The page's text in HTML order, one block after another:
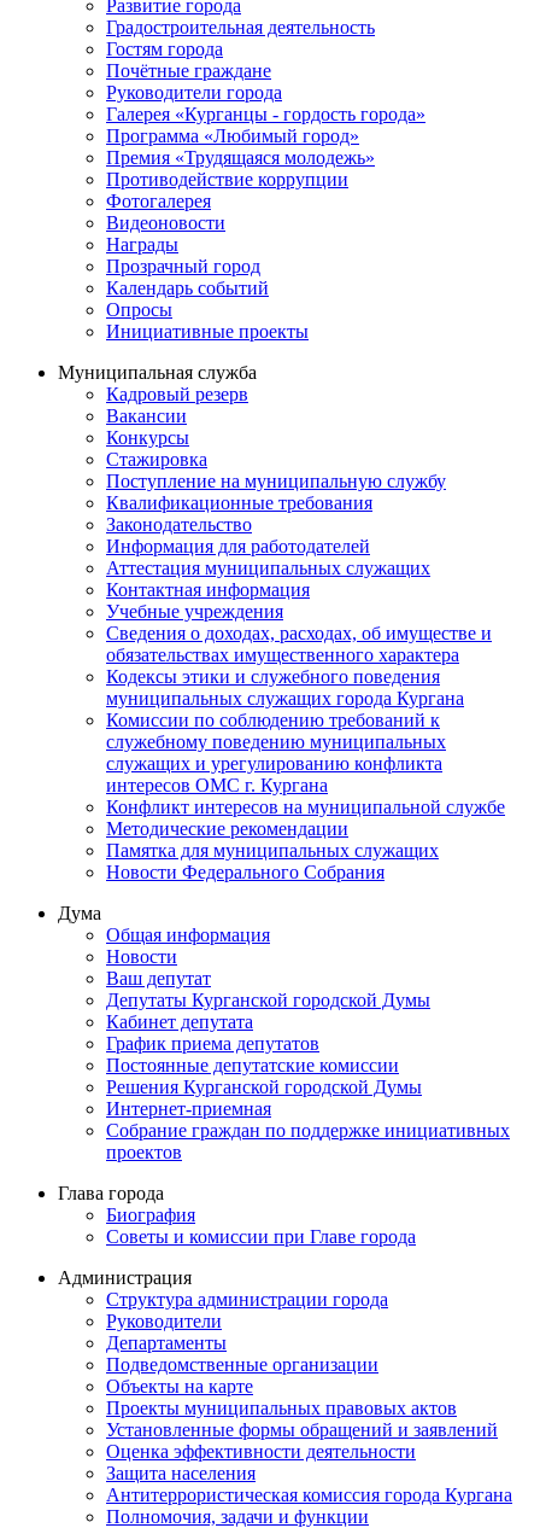
Развитие города
Градостроительная деятельность
Гостям города
Почётные граждане
Руководители города
Галерея «Курганцы - гордость города»
Программа «Любимый город»
Премия «Трудящаяся молодежь»
Противодействие коррупции
Фотогалерея
Видеоновости
Награды
Прозрачный город
Календарь событий
Опросы
Инициативные проекты
Муниципальная служба
Кадровый резерв
Вакансии
Конкурсы
Стажировка
Поступление на муниципальную службу
Квалификационные требования
Законодательство
Информация для работодателей
Аттестация муниципальных служащих
Контактная информация
Учебные учреждения
Сведения о доходах, расходах, об имуществе и
обязательствах имущественного характера
Кодексы этики и служебного поведения
муниципальных служащих города Кургана
Комиссии по соблюдению требований к
служебному поведению муниципальных
служащих и урегулированию конфликта
интересов ОМС г. Кургана
Конфликт интересов на муниципальной службе
Методические рекомендации
Памятка для муниципальных служащих
Новости Федерального Cобрания
Дума
Общая информация
Новости
Ваш депутат
Депутаты Курганской городской Думы
Кабинет депутата
График приема депутатов
Постоянные депутатские комиссии
Решения Курганской городской Думы
Интернет-приемная
Собрание граждан по поддержке инициативных
проектов
Глава города
Биография
Советы и комиссии при Главе города
Администрация
Структура администрации города
Руководители
Департаменты
Подведомственные организации
Объекты на карте
Проекты муниципальных правовых актов
Установленные формы обращений и заявлений
Оценка эффективности деятельности
Защита населения
Антитеррористическая комиссия города Кургана
Полномочия, задачи и функции